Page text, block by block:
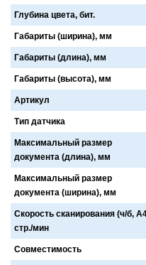
Глубина цвета, бит.
Габариты (ширина), мм
Габариты (длина), мм
Габариты (высота), мм
Артикул
Тип датчика
Максимальный размер
документа (длина), мм
Максимальный размер
документа (ширина), мм
Скорость сканирования (ч/б,
стр./мин
Совместимость